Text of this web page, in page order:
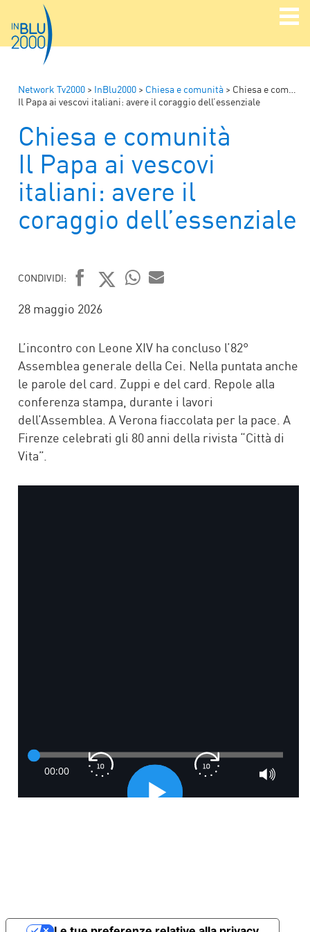
Network Tv2000 > InBlu2000 > Chiesa e comunità > Chiesa e comunità
Il Papa ai vescovi italiani: avere il coraggio dell’essenziale
Chiesa e comunità
Il Papa ai vescovi
italiani: avere il
coraggio dell’essenziale
CONDIVIDI:
FACEBOOK
TWITTER
28 maggio 2026
L’incontro con Leone XIV ha concluso l’82°
Assemblea generale della Cei. Nella puntata anche
le parole del card. Zuppi e del card. Repole alla
conferenza stampa, durante i lavori
dell’Assemblea. A Verona fiaccolata per la pace. A
Firenze celebrati gli 80 anni della rivista “Città di
Vita”.